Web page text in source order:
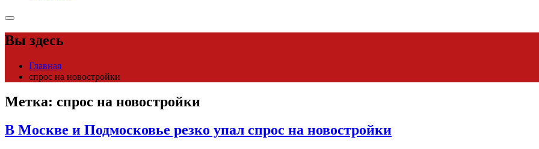
Вы здесь
Главная
спрос на новостройки
Метка: спрос на новостройки
В Москве и Подмосковье резко упал спрос на новостройки